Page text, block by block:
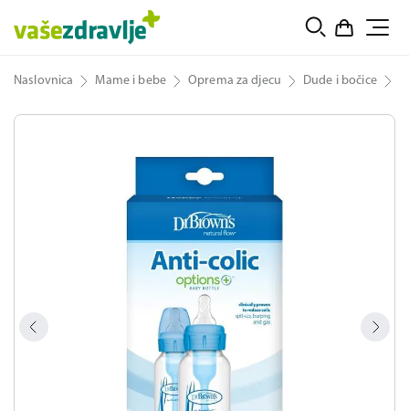
Naslovnica Mame i bebe Oprema za djecu Dude i bočice